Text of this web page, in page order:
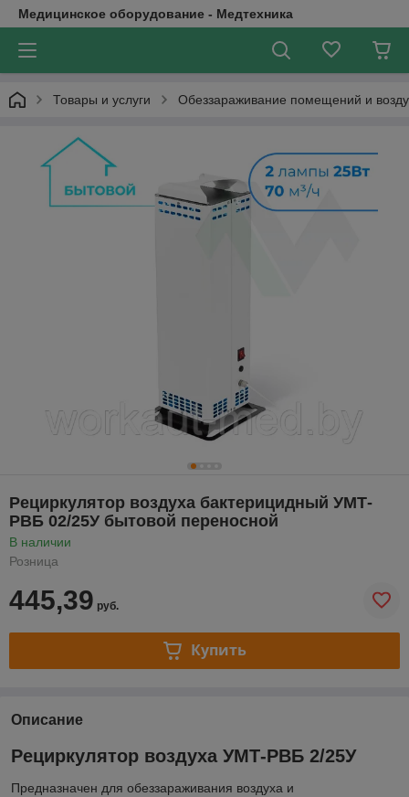
Медицинское оборудование - Медтехника
Товары и услуги Обеззараживание помещений и
Рециркулятор воздуха бактерицидный УМТ-
РВБ 02/25У бытовой переносной
В наличии
Розница
445,39 руб.
Купить
Описание
Рециркулятор воздуха УМТ-РВБ 2/25У
Предназначен для обеззараживания воздуха и